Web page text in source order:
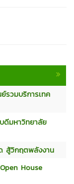
รวมบริการเทค
ดีมหาวิทยาลัย
สู้วิกฤตพลังงาน
House